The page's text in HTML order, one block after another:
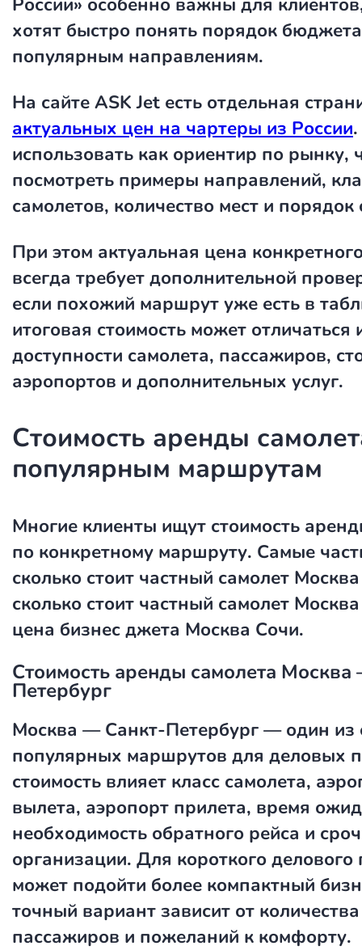
хотят быстро понять порядок
популярным направлениям.
На сайте ASK Jet есть отдельная
актуальных цен на чартеры из России
использовать как ориентир по рынку,
посмотреть примеры направлений,
самолетов, количество мест и порядок
При этом актуальная цена
всегда требует дополнительной
если похожий маршрут уже есть в
итоговая стоимость может отличаться
доступности самолета, пассажиров,
аэропортов и дополнительных услуг.
Стоимость аренды
популярным маршрутам
Многие клиенты ищут стоимость
по конкретному маршруту. Самые
сколько стоит частный самолет
сколько стоит частный самолет
цена бизнес джета Москва Сочи.
Стоимость аренды самолета
Петербург
Москва — Санкт-Петербург — один из
популярных маршрутов для деловых
стоимость влияет класс самолета,
вылета, аэропорт прилета, время
необходимость обратного рейса и
организации. Для короткого делового
может подойти более компактный
точный вариант зависит от количества
пассажиров и пожеланий к комфорту.